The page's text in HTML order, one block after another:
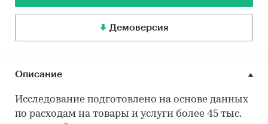
Демоверсия
Описание
Исследование подготовлено на основе данных
по расходам на товары и услуги более 45 тыс.